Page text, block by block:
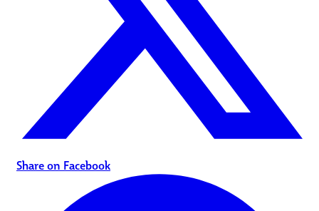
Share on Facebook